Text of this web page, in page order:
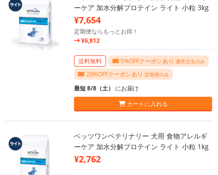
ーケア 加水分解プロテイン ライト 小粒 3kg
¥7,654
定期便ならもっとお得！
¥6,812
送料無料 5%OFFクーポンあり 通常注文のみ
20%OFFクーポンあり 定期便のみ
最短 8/8（土） にお届け
カートに入れる
ベッツワンベテリナリー 犬用 食物アレルギ
ーケア 加水分解プロテイン ライト 小粒 1kg
¥2,762